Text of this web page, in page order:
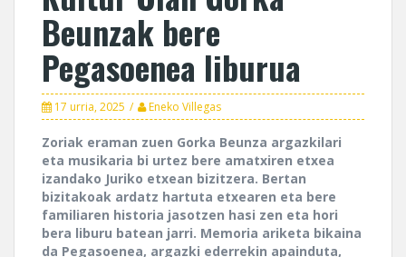
Beunzak bere
Pegasoenea liburua
17 urria, 2025 Eneko Villegas
Zoriak eraman zuen Gorka Beunza argazkilari
eta musikaria bi urtez bere amatxiren etxea
izandako Juriko etxean bizitzera. Bertan
bizitakoak ardatz hartuta etxearen eta bere
familiaren historia jasotzen hasi zen eta hori
bera liburu batean jarri. Memoria ariketa bikaina
da Pegasoenea, argazki ederrekin apainduta,